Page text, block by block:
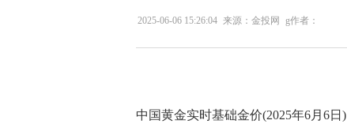
2025-06-06 15:26:04 来源：金投网 g作者：
中国黄金实时基础金价(2025年6月6日)